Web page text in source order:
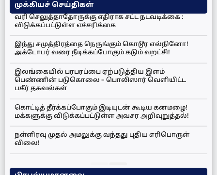
முக்கியச் செய்திகள்
வரி செலுத்தாதோருக்கு எதிராக சட்ட நடவடிக்கை :
விடுக்கப்பட்டுள்ள எச்சரிக்கை
இந்து சமுத்திரத்தை நெருங்கும் கொடூர எல்நினோ!
அக்டோபர் வரை நீடிக்கப்போகும் கடும் வறட்சி!
இலங்கையில் பரபரப்பை ஏற்படுத்திய இளம்
பெண்ணின் படுகொலை – பொலிஸார் வெளியிட்ட
பகீர் தகவல்கள்
கொட்டித் தீர்க்கப்போகும் இடியுடன் கூடிய கனமழை!
மக்களுக்கு விடுக்கப்பட்டுள்ள அவசர அறிவுறுத்தல்!
நள்ளிரவு முதல் அமலுக்கு வந்தது புதிய எரிபொருள்
விலை!